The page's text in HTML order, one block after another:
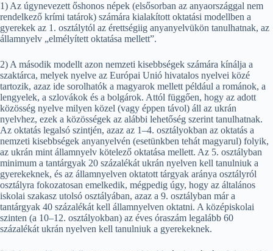
1) Az úgynevezett őshonos népek (elsősorban az anyaországgal nem
rendelkező krími tatárok) számára kialakított oktatási modellben a
gyerekek az 1. osztálytól az érettségiig anyanyelvükön tanulhatnak, az
államnyelv „elmélyített oktatása mellett”.
2) A második modellt azon nemzeti kisebbségek számára kínálja a
szaktárca, melyek nyelve az Európai Unió hivatalos nyelvei közé
tartozik, azaz ide sorolhatók a magyarok mellett például a románok, a
lengyelek, a szlovákok és a bolgárok. Attól függően, hogy az adott
közösség nyelve milyen közel (vagy éppen távol) áll az ukrán
nyelvhez, ezek a közösségek az alábbi lehetőség szerint tanulhatnak.
Az oktatás legalsó szintjén, azaz az 1–4. osztályokban az oktatás a
nemzeti kisebbségek anyanyelvén (esetünkben tehát magyarul) folyik,
az ukrán mint államnyelv kötelező oktatása mellett. Az 5. osztályban
minimum a tantárgyak 20 százalékát ukrán nyelven kell tanulniuk a
gyerekeknek, és az államnyelven oktatott tárgyak aránya osztályról
osztályra fokozatosan emelkedik, mégpedig úgy, hogy az általános
iskolai szakasz utolsó osztályában, azaz a 9. osztályban már a
tantárgyak 40 százalékát kell államnyelven oktatni. A középiskolai
szinten (a 10–12. osztályokban) az éves óraszám legalább 60
százalékát ukrán nyelven kell tanulniuk a gyerekeknek.